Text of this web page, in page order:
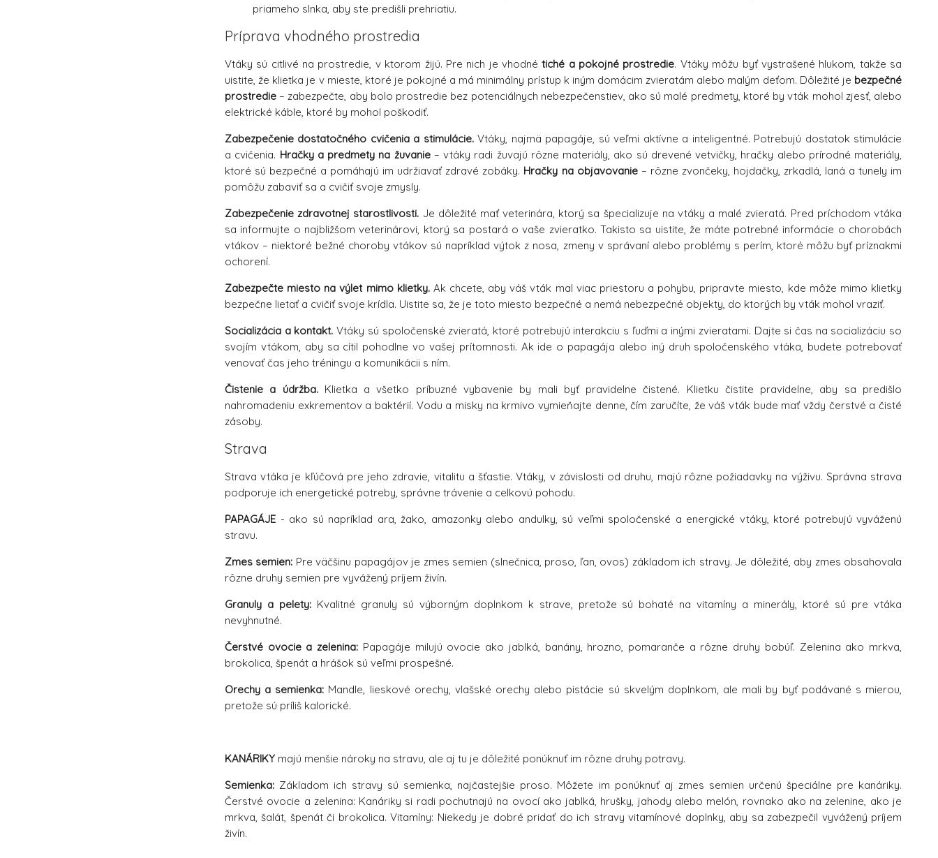
priameho slnka, aby ste predišli prehriatiu.
Príprava vhodného prostredia
Vtáky sú citlivé na prostredie, v ktorom žijú. Pre nich je vhodnétiché a pokojné prostredie. Vtáky môžu byť vystrašené hlukom, takže sa
uistite, že klietka je v mieste, ktoré je pokojné a má minimálny prístup k iným domácim zvieratám alebo malým deťom. Dôležité je bezpečné
prostredie – zabezpečte, aby bolo prostredie bez potenciálnych nebezpečenstiev, ako sú malé predmety, ktoré by vták mohol zjesť, alebo
elektrické káble, ktoré by mohol poškodiť.
Zabezpečenie dostatočného cvičenia a stimulácie.Vtáky, najmä papagáje, sú veľmi aktívne a inteligentné. Potrebujú dostatok stimulácie
a cvičenia. Hračky a predmety na žuvanie– vtáky radi žuvajú rôzne materiály, ako sú drevené vetvičky, hračky alebo prírodné materiály,
ktoré sú bezpečné a pomáhajú im udržiavať zdravé zobáky. Hračky na objavovanie– rôzne zvončeky, hojdačky, zrkadlá, laná a tunely im
pomôžu zabaviť sa a cvičiť svoje zmysly.
Zabezpečenie zdravotnej starostlivosti. Je dôležité mať veterinára, ktorý sa špecializuje na vtáky a malé zvieratá. Pred príchodom vtáka
sa informujte o najbližšom veterinárovi, ktorý sa postará o vaše zvieratko. Takisto sa uistite, že máte potrebné informácie o chorobách
vtákov – niektoré bežné choroby vtákov sú napríklad výtok z nosa, zmeny v správaní alebo problémy s perím, ktoré môžu byť príznakmi
ochorení.
Zabezpečte miesto na výlet mimo klietky.Ak chcete, aby váš vták mal viac priestoru a pohybu, pripravte miesto, kde môže mimo klietky
bezpečne lietať a cvičiť svoje krídla. Uistite sa, že je toto miesto bezpečné a nemá nebezpečné objekty, do ktorých by vták mohol vraziť.
Socializácia a kontakt. Vtáky sú spoločenské zvieratá, ktoré potrebujú interakciu s ľuďmi a inými zvieratami. Dajte si čas na socializáciu so
svojím vtákom, aby sa cítil pohodlne vo vašej prítomnosti. Ak ide o papagája alebo iný druh spoločenského vtáka, budete potrebovať
venovať čas jeho tréningu a komunikácii s ním.
Čistenie a údržba.Klietka a všetko príbuzné vybavenie by mali byť pravidelne čistené. Klietku čistite pravidelne, aby sa predišlo
nahromadeniu exkrementov a baktérií. Vodu a misky na krmivo vymieňajte denne, čím zaručíte, že váš vták bude mať vždy čerstvé a čisté
zásoby.
Strava
Strava vtáka je kľúčová pre jeho zdravie, vitalitu a šťastie. Vtáky, v závislosti od druhu, majú rôzne požiadavky na výživu. Správna strava
podporuje ich energetické potreby, správne trávenie a celkovú pohodu.
PAPAGÁJE - ako sú napríklad ara, žako, amazonky alebo andulky, sú veľmi spoločenské a energické vtáky, ktoré potrebujú vyváženú
stravu.
Zmes semien: Pre väčšinu papagájov je zmes semien (slnečnica, proso, ľan, ovos) základom ich stravy. Je dôležité, aby zmes obsahovala
rôzne druhy semien pre vyvážený príjem živín.
Granuly a pelety:Kvalitné granuly sú výborným doplnkom k strave, pretože sú bohaté na vitamíny a minerály, ktoré sú pre vtáka
nevyhnutné.
Čerstvé ovocie a zelenina: Papagáje milujú ovocie ako jablká, banány, hrozno, pomaranče a rôzne druhy bobúľ. Zelenina ako mrkva,
brokolica, špenát a hrášok sú veľmi prospešné.
Orechy a semienka: Mandle, lieskové orechy, vlašské orechy alebo pistácie sú skvelým doplnkom, ale mali by byť podávané s mierou,
pretože sú príliš kalorické.
KANÁRIKY majú menšie nároky na stravu, ale aj tu je dôležité ponúknuť im rôzne druhy potravy.
Semienka: Základom ich stravy sú semienka, najčastejšie proso. Môžete im ponúknuť aj zmes semien určenú špeciálne pre kanáriky.
Čerstvé ovocie a zelenina: Kanáriky si radi pochutnajú na ovocí ako jablká, hrušky, jahody alebo melón, rovnako ako na zelenine, ako je
mrkva, šalát, špenát či brokolica. Vitamíny: Niekedy je dobré pridať do ich stravy vitamínové doplnky, aby sa zabezpečil vyvážený príjem
živín.